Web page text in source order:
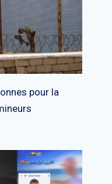
pour la